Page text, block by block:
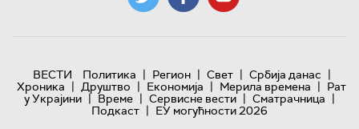
ВЕСТИ Политика | Регион | Свет | Србија данас |
Хроника | Друштво | Економија | Мерила времена | Рат
у Украјини | Време | Сервисне вести | Сматрачница |
Подкаст | ЕУ могућности 2026